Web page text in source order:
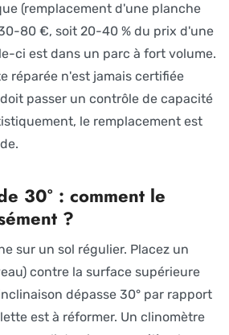
(remplacement d'une planche
80 €, soit 20-40 % du prix d'une
ci est dans un parc à fort volume.
réparée n'est jamais certifiée
passer un contrôle de capacité
le remplacement est
30° : comment le
?
sur un sol régulier. Placez un
contre la surface supérieure
dépasse 30° par rapport
est à réformer. Un clinomètre